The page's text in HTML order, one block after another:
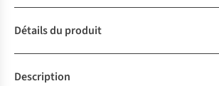
Détails du produit
Description